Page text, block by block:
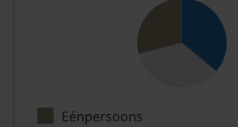
Eénpersoons